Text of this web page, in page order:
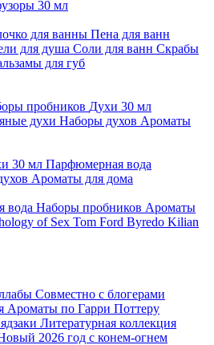
30 мл
для ванны Пена для ванн
для душа Соли для ванн Скрабы
для губ
пробников Духи 30 мл
духи Наборы духов Ароматы
30 мл Парфюмерная вода
Ароматы для дома
вода Наборы пробников Ароматы
of Sex Tom Ford Byredo Kilian
Совместно с блогерами
Ароматы по Гарри Поттеру
Литературная коллекция
2026 год с конем-огнем